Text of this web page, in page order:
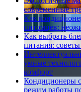
современные
Как
питомцев:
Как выбрать
питания:
умные
комфорт
Кондиционеры
режим работы